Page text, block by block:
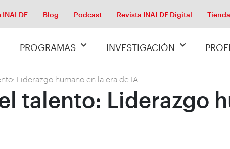
Blog Podcast Revista INALDE Digital
PROGRAMAS INVESTIGACIÓN
Liderazgo humano en la era de IA
talento: Liderazgo